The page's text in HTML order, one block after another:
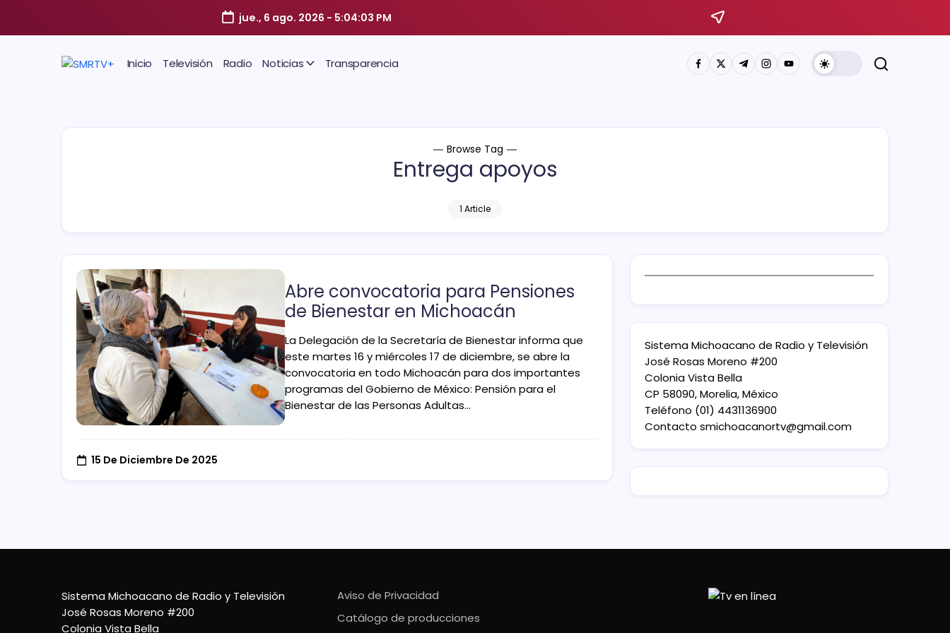
jue., 6 ago. 2026 - 5:04:04 PM
Inicio Televisión Radio Noticias Transparencia
Browse Tag
Entrega apoyos
1 Article
Abre convocatoria para Pensiones
de Bienestar en Michoacán
​La Delegación de la Secretaría de Bienestar informa que
este martes 16 y miércoles 17 de diciembre, se abre la
convocatoria en todo Michoacán para dos importantes
programas del Gobierno de México: Pensión para el
Bienestar de las Personas Adultas…
15 De Diciembre De 2025
Sistema Michoacano de Radio y Televisión
José Rosas Moreno #200
Colonia Vista Bella
CP 58090, Morelia, México
Teléfono (01) 4431136900
Contacto smichoacanortv@gmail.com
Sistema Michoacano de Radio y Televisión
José Rosas Moreno #200
Colonia Vista Bella
Aviso de Privacidad
Catálogo de producciones